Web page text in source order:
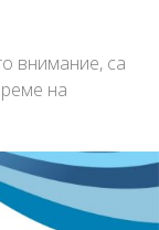
внимание, са
на